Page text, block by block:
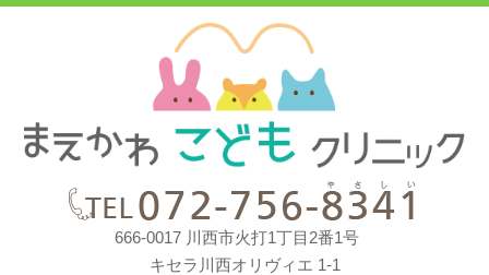
666-0017 川西市火打1丁目2番1号
キセラ川西オリヴィエ 1-1